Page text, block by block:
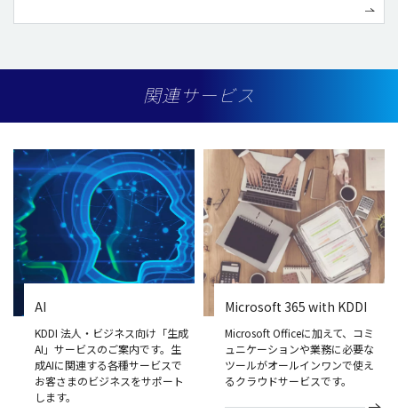
関連サービス
AI
KDDI 法人・ビジネス向け「生成
AI」サービスのご案内です。生
成AIに関連する各種サービスで
お客さまのビジネスをサポート
します。
Microsoft 365 with KDDI
Microsoft Officeに加えて、コミ
ュニケーションや業務に必要な
ツールがオールインワンで使え
るクラウドサービスです。